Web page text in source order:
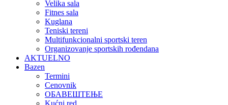
Velika sala
Fitnes sala
Kuglana
Teniski tereni
Multifunkcionalni sportski teren
Organizovanje sportskih rođendana
AKTUELNO
Bazen
Termini
Cenovnik
ОБАВЕШТЕЊЕ
Kućni red